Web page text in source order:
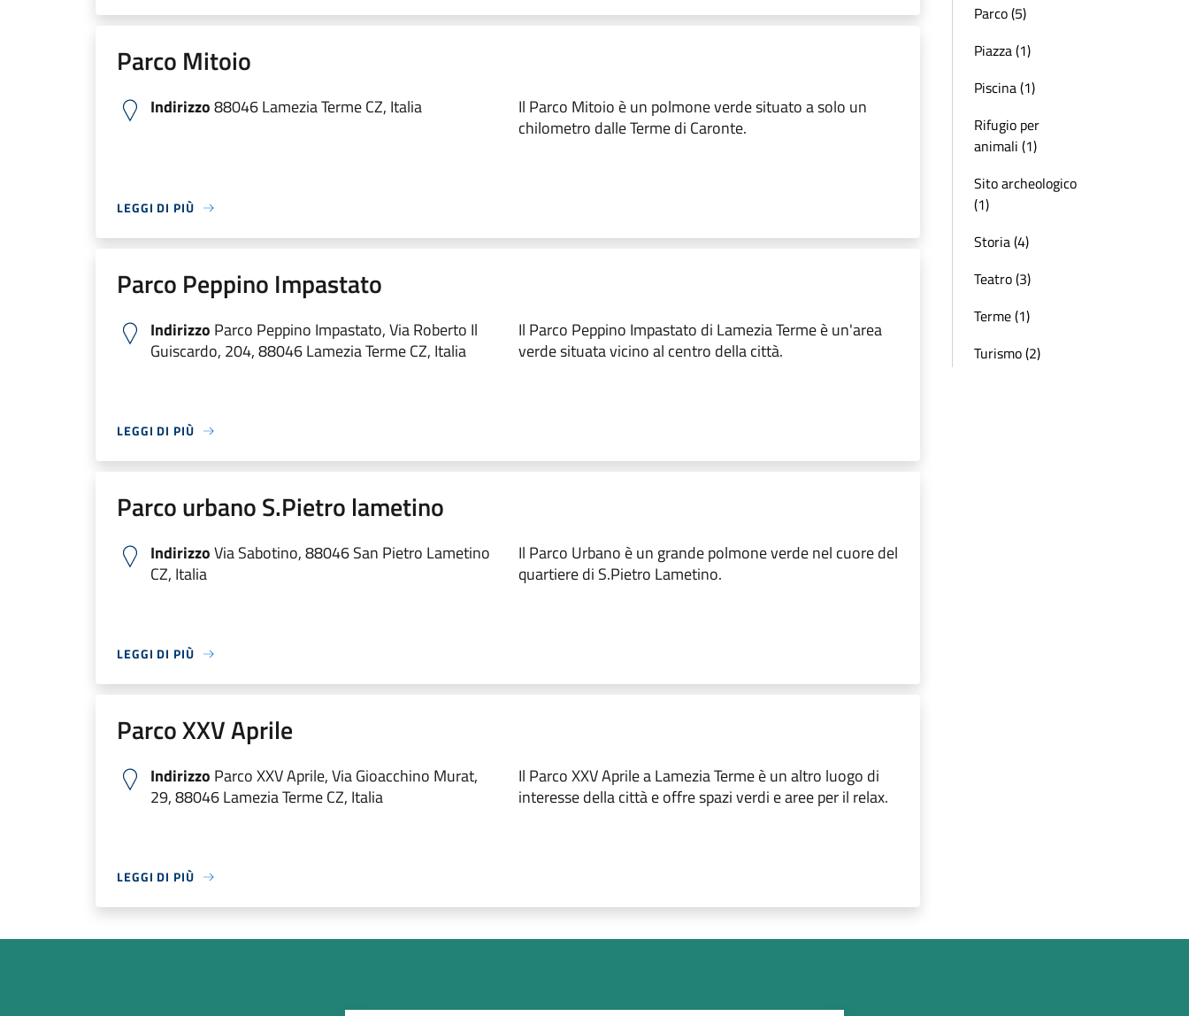
Parco Mitoio
Indirizzo88046 Lamezia Terme CZ, Italia
Il Parco Mitoio è un polmone verde situato a solo un
chilometro dalle Terme di Caronte.
LEGGI DI PIÙ
Parco Peppino Impastato
Indirizzo Parco Peppino Impastato, Via Roberto Il
Guiscardo, 204, 88046 Lamezia Terme CZ, Italia
Il Parco Peppino Impastato di Lamezia Terme è un'area
verde situata vicino al centro della città.
LEGGI DI PIÙ
Parco urbano S.Pietro lametino
IndirizzoVia Sabotino, 88046 San Pietro Lametino
CZ, Italia
Il Parco Urbano è un grande polmone verde nel cuore del
quartiere di S.Pietro Lametino.
LEGGI DI PIÙ
Parco XXV Aprile
Indirizzo Parco XXV Aprile, Via Gioacchino Murat,
29, 88046 Lamezia Terme CZ, Italia
Il Parco XXV Aprile a Lamezia Terme è un altro luogo di
interesse della città e offre spazi verdi e aree per il relax.
LEGGI DI PIÙ
Parco (5)
Piazza (1)
Piscina (1)
Rifugio per
animali (1)
Sito archeologico
(1)
Storia (4)
Teatro (3)
Terme (1)
Turismo (2)